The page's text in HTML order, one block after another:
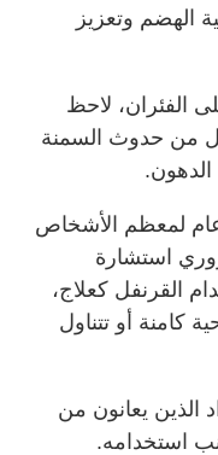
الهضم وتعزيز
لدراسة أجريت عام 2017 على الفئران، لاحظ
من حدوث السمنة
الدهون.
لمعظم الأشخاص
استشارة
القرنفل كعلاج،
كامنة أو تتناول
الذين يعانون من
استخدامه.